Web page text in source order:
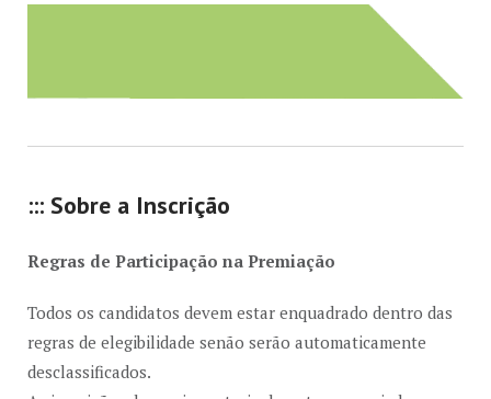
::: Sobre a Inscrição
Regras de Participação na Premiação
Todos os candidatos devem estar enquadrado dentro das
regras de elegibilidade senão serão automaticamente
desclassificados.